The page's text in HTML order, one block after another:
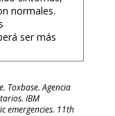
normales.
ser más
Toxbase. Agencia
IBM
emergencies. 11th